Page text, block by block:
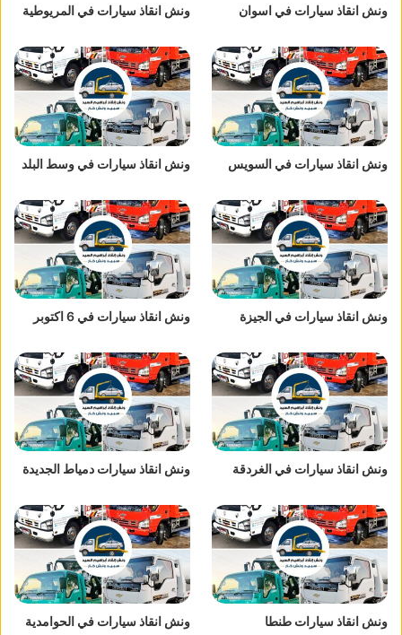
ونش انقاذ سيارات في اسوان ونش انقاذ سيارات في المريوطية
ونش انقاذ سيارات في السويس ونش انقاذ سيارات في وسط البلد
ونش انقاذ سيارات في الجيزة ونش انقاذ سيارات في 6 اكتوبر
ونش انقاذ سيارات في الغردقة ونش انقاذ سيارات دمياط الجديدة
ونش انقاذ سيارات طنطا ونش انقاذ سيارات في الحوامدية